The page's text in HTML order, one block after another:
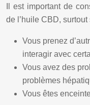
Il est important de
de l’huile CBD, surtout
Vous prenez
interagir avec
Vous avez des
problèmes
Vous êtes